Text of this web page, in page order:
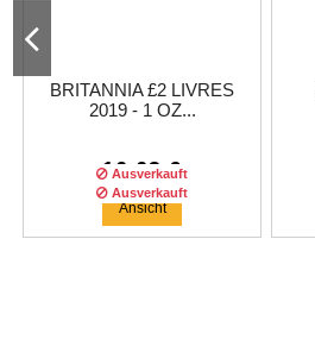
BRITANNIA £2 LIVRES
2019 - 1 OZ...
16,63 €
Ausverkauft
Ansicht
Ausverkauft
Ausverkauft